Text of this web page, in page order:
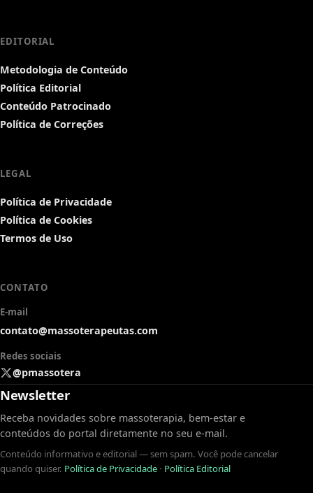
EDITORIAL
Metodologia de Conteúdo
Política Editorial
Conteúdo Patrocinado
Política de Correções
LEGAL
Política de Privacidade
Política de Cookies
Termos de Uso
CONTATO
E-mail
contato@massoterapeutas.com
Redes sociais
@pmassotera
Newsletter
Receba novidades sobre massoterapia, bem-estar e
conteúdos do portal diretamente no seu e-mail.
Conteúdo informativo e editorial — sem spam. Você pode cancelar
quando quiser. Política de Privacidade · Política Editorial